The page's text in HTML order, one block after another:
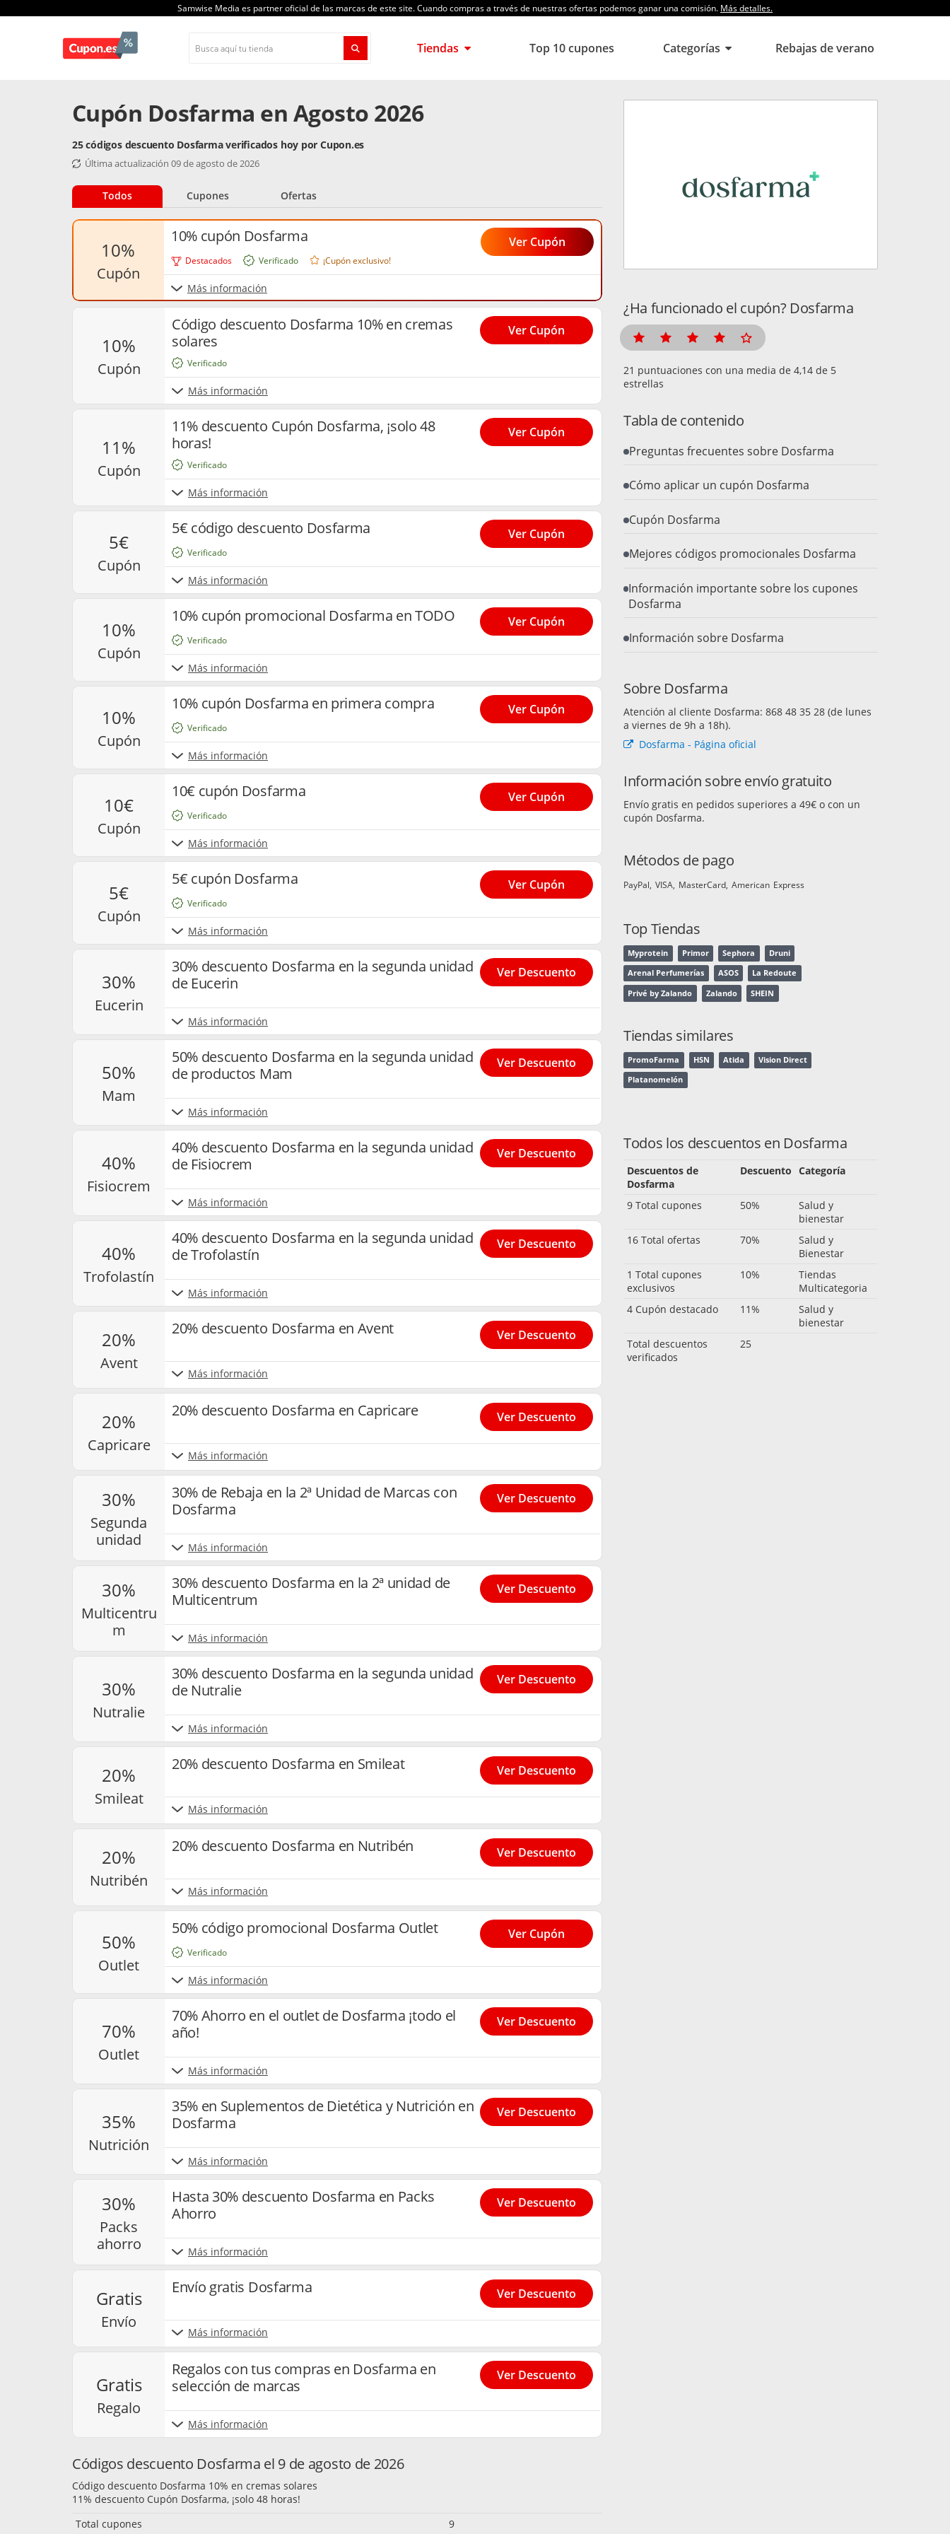
Samwise Media es partner oficial de las marcas de este site. Cuando compras a través de nuestras ofertas podemos ganar una comisión. Más detalles.
Tiendas Top 10 cupones Categorías Rebajas de verano
Cupón Dosfarma en Agosto 2026
25 códigos descuento Dosfarma verificados hoy por Cupon.es
Última actualización 09 de agosto de 2026
Todos Cupones Ofertas
Destacados
10%
cupón
¡Cupón exclusivo!
10% cupón Dosfarma
Más información
Verificado
Ver Cupón
10%
cupón
Código descuento Dosfarma 10% en cremas
solares
Más información
Verificado
Ver Cupón
11%
cupón
11% descuento Cupón Dosfarma, ¡solo 48
horas!
Más información
Verificado
Ver Cupón
5€
cupón
5€ código descuento Dosfarma
Más información
Verificado
Ver Cupón
10%
cupón
10% cupón promocional Dosfarma en TODO
Más información
Verificado
Ver Cupón
10%
cupón
10% cupón Dosfarma en primera compra
Más información
Verificado
Ver Cupón
10€
cupón
10€ cupón Dosfarma
Más información
Verificado
Ver Cupón
5€
cupón
5€ cupón Dosfarma
Más información
Verificado
Ver Cupón
30%
eucerin
30% descuento Dosfarma en la segunda unidad
de Eucerin
Más información
Ver Descuento
50%
mam
50% descuento Dosfarma en la segunda unidad
de productos Mam
Más información
Ver Descuento
40%
fisiocrem
40% descuento Dosfarma en la segunda unidad
de Fisiocrem
Más información
Ver Descuento
40%
trofolastín
40% descuento Dosfarma en la segunda unidad
de Trofolastín
Más información
Ver Descuento
20%
avent
20% descuento Dosfarma en Avent
Más información
Ver Descuento
20%
capricare
20% descuento Dosfarma en Capricare
Más información
Ver Descuento
30%
segunda
unidad
30% de Rebaja en la 2ª Unidad de Marcas con
Dosfarma
Más información
Ver Descuento
30%
multicentru
m
30% descuento Dosfarma en la 2ª unidad de
Multicentrum
Más información
Ver Descuento
30%
nutralie
30% descuento Dosfarma en la segunda unidad
de Nutralie
Más información
Ver Descuento
20%
smileat
20% descuento Dosfarma en Smileat
Más información
Ver Descuento
20%
nutribén
20% descuento Dosfarma en Nutribén
Más información
Ver Descuento
50%
outlet
50% código promocional Dosfarma Outlet
Más información
Verificado
Ver Cupón
70%
outlet
70% Ahorro en el outlet de Dosfarma ¡todo el
año!
Más información
Ver Descuento
35%
nutrición
35% en Suplementos de Dietética y Nutrición en
Dosfarma
Más información
Ver Descuento
30%
packs
ahorro
Hasta 30% descuento Dosfarma en Packs
Ahorro
Más información
Ver Descuento
gratis
envío
Envío gratis Dosfarma
Más información
Ver Descuento
gratis
regalo
Regalos con tus compras en Dosfarma en
selección de marcas
Más información
Ver Descuento
Códigos descuento Dosfarma el 9 de agosto de 2026
Código descuento Dosfarma 10% en cremas solares
11% descuento Cupón Dosfarma, ¡solo 48 horas!
Total cupones
9
¿Ha funcionado el cupón? Dosfarma
puntuaciones con una media de
de 5
estrellas
Tabla de contenido
Preguntas frecuentes sobre Dosfarma
Cómo aplicar un cupón Dosfarma
Cupón Dosfarma
Mejores códigos promocionales Dosfarma
Información importante sobre los cupones
Dosfarma
Información sobre Dosfarma
Sobre Dosfarma
Atención al cliente Dosfarma: 868 48 35 28 (de lunes
a viernes de 9h a 18h).
Dosfarma - Página oficial
Información sobre envío gratuito
Envío gratis en pedidos superiores a 49€ o con un
cupón Dosfarma.
Métodos de pago
PayPal VISA MasterCard American Express
Top Tiendas
Myprotein Primor Sephora Druni
Arenal Perfumerías ASOS La Redoute
Privé by Zalando Zalando SHEIN
Tiendas similares
PromoFarma HSN Atida Vision Direct
Platanomelón
Todos los descuentos en Dosfarma
Descuentos de
Dosfarma
Descuento Categoría
9 Total cupones 50%
Salud y
bienestar
16 Total ofertas
70%
Salud y
Bienestar
1 Total cupones
exclusivos
10%
Tiendas
Multicategoria
4 Cupón destacado
11%
Salud y
bienestar
Total descuentos
verificados
25